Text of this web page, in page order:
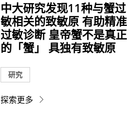
中大研究发现11种与蟹过
敏相关的致敏原 有助精准
过敏诊断 皇帝蟹不是真正
的「蟹」 具独有致敏原
研究
探索更多